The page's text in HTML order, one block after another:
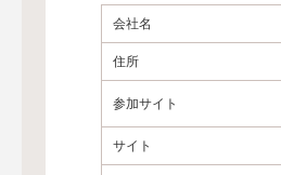
会社名
住所
参加サイト
サイト